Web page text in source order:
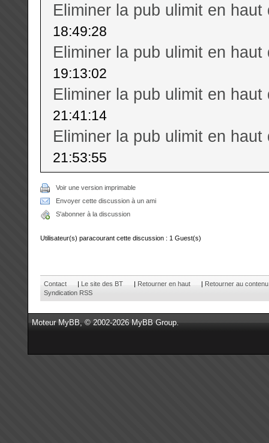
Eliminer la pub ulimit en haut
18:49:28
Eliminer la pub ulimit en haut
19:13:02
Eliminer la pub ulimit en haut
21:41:14
Eliminer la pub ulimit en haut
21:53:55
Voir une version imprimable
Envoyer cette discussion à un ami
S'abonner à la discussion
Utilisateur(s) paracourant cette discussion : 1 Guest(s)
Contact | Le site des BT | Retourner en haut | Retourner au contenu
Syndication RSS
MoteurMyBB, © 2002-2026MyBB Group.